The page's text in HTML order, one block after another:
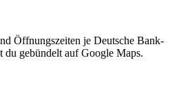
Öffnungszeiten je Deutsche Bank-
du gebündelt auf Google Maps.